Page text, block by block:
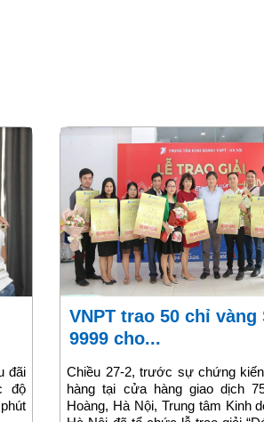
đãi
độ
VNPT trao 50 chỉ vàng SJC
9999 cho...
Chiều 27-2, trước sự chứng
hàng tại cửa hàng giao dịch
Hoàng, Hà Nội, Trung tâm Kinh